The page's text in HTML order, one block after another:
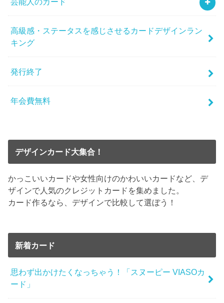
高級感・ステータスを感じさせるカードデザインラン
キング
発行終了
年会費無料
デザインカード大集合！
かっこいいカードや女性向けのかわいいカードなど、デ
ザインで人気のクレジットカードを集めました。
カード作るなら、デザインで比較して選ぼう！
新着カード
思わず出かけたくなっちゃう！「スヌーピー VIASOカ
ード」